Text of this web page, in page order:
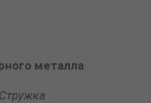
металла
Стружка